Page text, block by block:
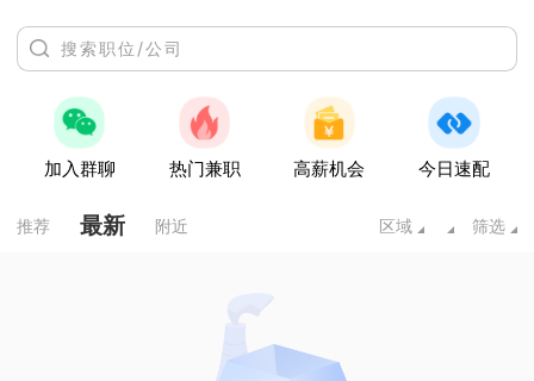
加入群聊 热门兼职 高薪机会 今日速配
推荐 最新 附近 区域 筛选